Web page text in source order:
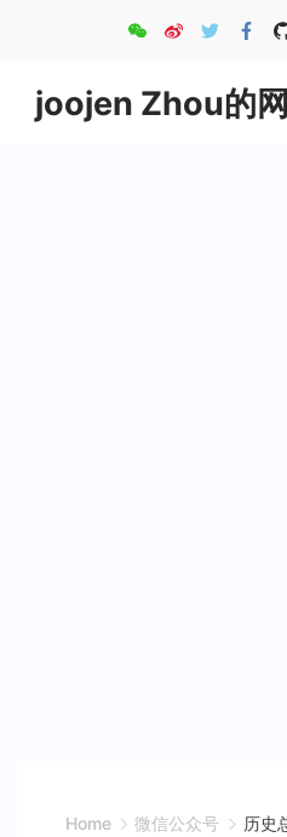
content
joojen Zhou的
Home 微信公众号 历史